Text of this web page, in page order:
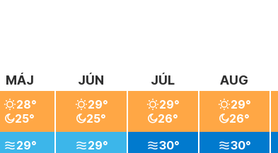
MÁJ
28°
25°
29°
JÚN
29°
25°
29°
JÚL
29°
26°
30°
AUG
29°
26°
30°